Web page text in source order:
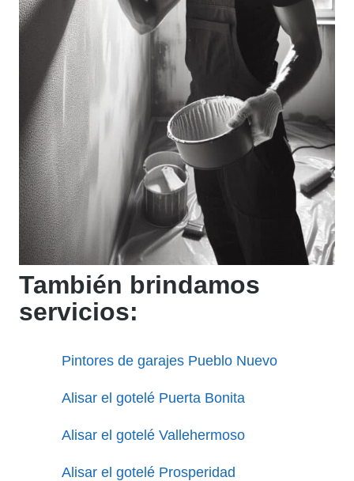
También brindamos
servicios:
Pintores de garajes Pueblo Nuevo
Alisar el gotelé Puerta Bonita
Alisar el gotelé Vallehermoso
Alisar el gotelé Prosperidad